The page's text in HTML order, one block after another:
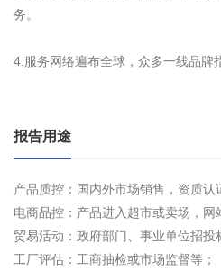
务。
4.服务网络遍布全球，众多一线品牌
报告用途
产品质控：国内外市场销售，资质认
电商品控：产品进入超市或卖场，网
贸易活动：政府部门、事业单位招投
工厂评估：工商抽检或市场监督等；